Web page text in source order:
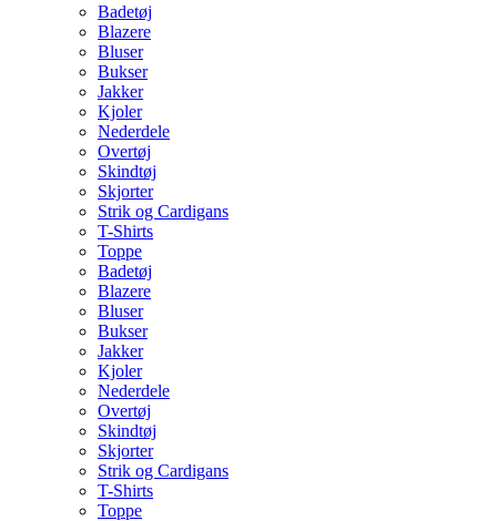
Badetøj
Blazere
Bluser
Bukser
Jakker
Kjoler
Nederdele
Overtøj
Skindtøj
Skjorter
Strik og Cardigans
T-Shirts
Toppe
Badetøj
Blazere
Bluser
Bukser
Jakker
Kjoler
Nederdele
Overtøj
Skindtøj
Skjorter
Strik og Cardigans
T-Shirts
Toppe